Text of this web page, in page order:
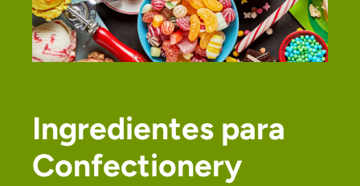
Ingredientes para
Confectionery